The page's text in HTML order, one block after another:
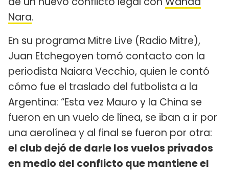
Nara.
En su programa Mitre Live (Radio Mitre),
Juan Etchegoyen tomó contacto con la
periodista Naiara Vecchio, quien le contó
cómo fue el traslado del futbolista a la
Argentina: “Esta vez Mauro y la China se
fueron en un vuelo de línea, se iban a ir por
una aerolínea y al final se fueron por otra:
el club dejó de darle los vuelos privados
en medio del conflicto que mantiene el